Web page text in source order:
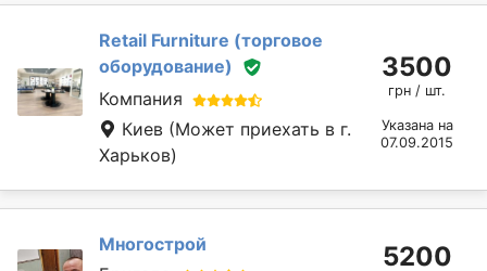
Retail Furniture (торговое
оборудование)
Компания
Киев (Может приехать в г.
Харьков)
3500
грн / шт.
Указана на
07.09.2015
Многострой
5200